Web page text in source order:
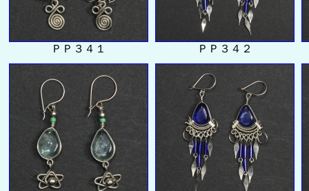
ＰＰ３４１ ＰＰ３４２